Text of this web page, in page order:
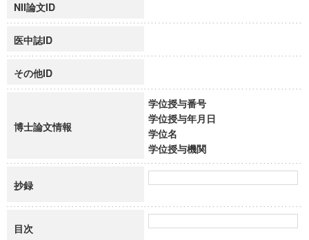
NII論文ID
医中誌ID
その他ID
博士論文情報
学位授与番号
学位授与年月日
学位名
学位授与機関
抄録
目次